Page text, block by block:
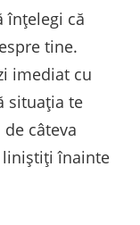
înțelegi că
tine.
imediat cu
situația te
câteva
liniștiți înainte